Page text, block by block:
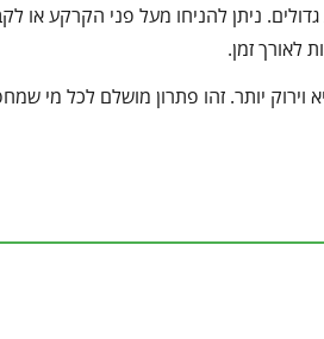
ניתן להניחו מעל פני הקרקע או
לאורך זמן.
גידול בריא וירוק יותר. זהו פתרון מושלם לכל